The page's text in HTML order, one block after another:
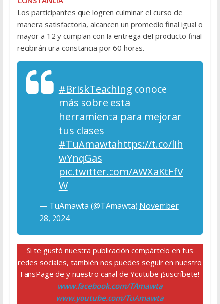
Los participantes que logren culminar el curso de
manera satisfactoria, alcancen un promedio final igual o
mayor a 12 y cumplan con la entrega del producto final
recibirán una constancia por 60 horas.
#BriskTeaching conoce
más sobre esta
herramienta para mejorar
tus clases
#TuAmawtahttps://t.co/lih
wYnqGas
pic.twitter.com/AWXaKtFfV
W
— TuAmawta (@TAmawta) November
28, 2024
Si te gustó nuestra publicación compártelo en tus
redes sociales, también nos puedes seguir en nuestro
FansPage de y nuestro canal de Youtube ¡Suscríbete!
www.facebook.com/TAmawta
www.youtube.com/TuAmawta